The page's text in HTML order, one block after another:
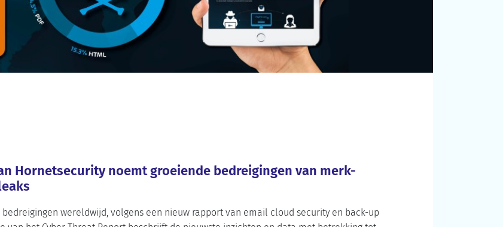
Hornetsecurity noemt groeiende bedreigingen van merk-
wereldwijd, volgens een nieuw rapport van email cloud security en back-up